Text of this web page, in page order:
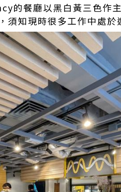
的餐廳以黑白黃三色作
知現時很多工作中處於